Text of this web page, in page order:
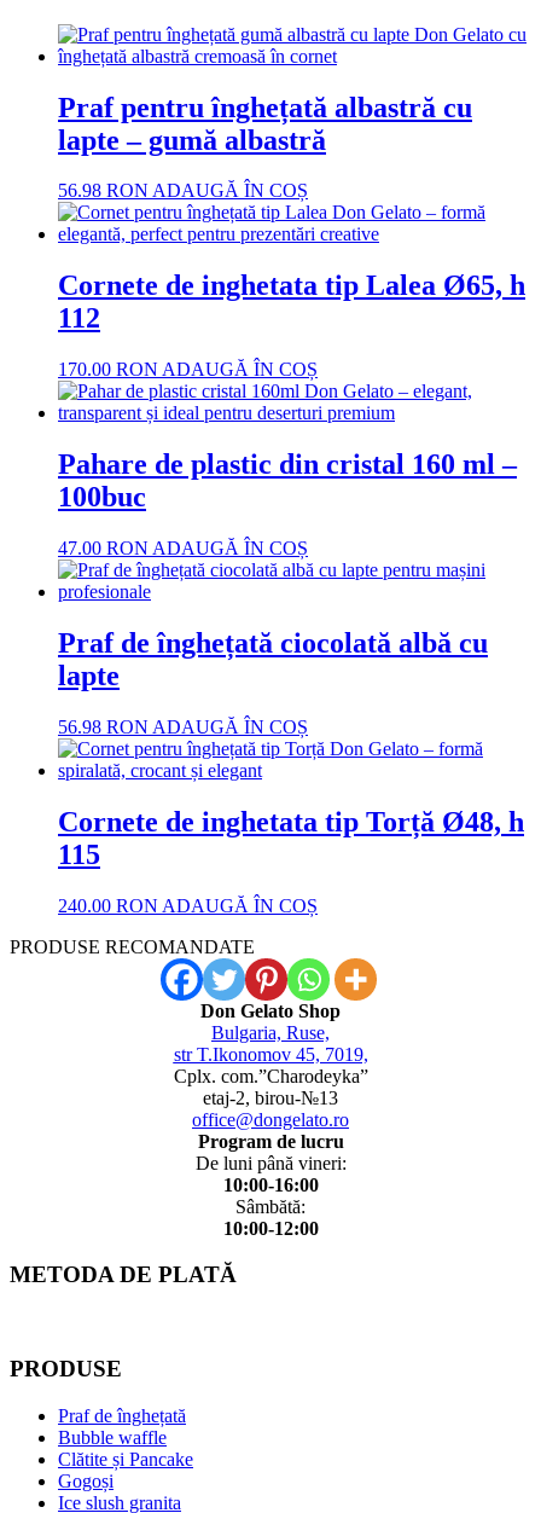
Praf pentru înghețată albastră cu
lapte – gumă albastră
56.98 RON ADAUGĂ ÎN COȘ
Cornete de inghetata tip Lalea Ø65, h
112
170.00 RON ADAUGĂ ÎN COȘ
Pahare de plastic din cristal 160 ml –
100buc
47.00 RON ADAUGĂ ÎN COȘ
Praf de înghețată ciocolată albă cu
lapte
56.98 RON ADAUGĂ ÎN COȘ
Cornete de inghetata tip Torță Ø48, h
115
240.00 RON ADAUGĂ ÎN COȘ
PRODUSE RECOMANDATE
Don Gelato Shop
Bulgaria, Ruse,
str T.Ikonomov 45, 7019,
Cplx. com.”Charodeyka”
etaj-2, birou-№13
office@dongelato.ro
Program de lucru
De luni până vineri:
10:00-16:00
Sâmbătă:
10:00-12:00
METODA DE PLATĂ
PRODUSE
Praf de înghețată
Bubble waffle
Clătite și Pancake
Gogoși
Ice slush granita